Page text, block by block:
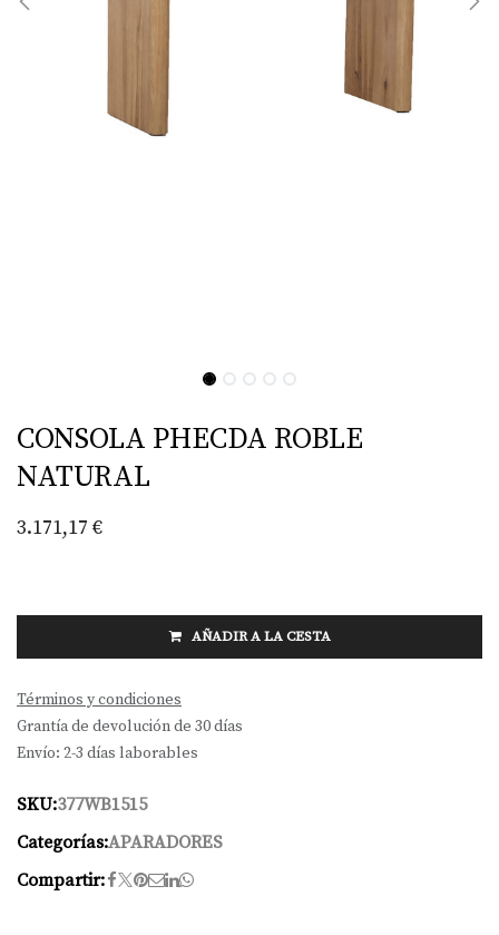
CONSOLA PHECDA ROBLE
NATURAL
3.171,17 €
AÑADIR A LA CESTA
Términos y condiciones
Grantía de devolución de 30 días
Envío: 2-3 días laborables
SKU:377WB1515
Categorías:APARADORES
Compartir: